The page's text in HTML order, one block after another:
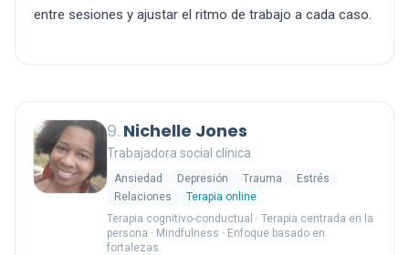
entre sesiones y ajustar el ritmo de trabajo a cada caso.
9. Nichelle Jones
Trabajadora social clínica
Ansiedad Depresión Trauma
Estrés
Relaciones
Terapia online
Terapia cognitivo-conductual · Terapia centrada en la
persona · Mindfulness · Enfoque basado en
fortalezas